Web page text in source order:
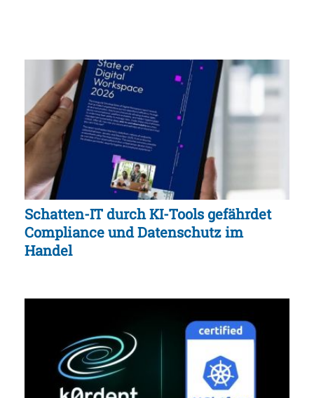
Schatten-IT durch KI-Tools gefährdet
Compliance und Datenschutz im
Handel